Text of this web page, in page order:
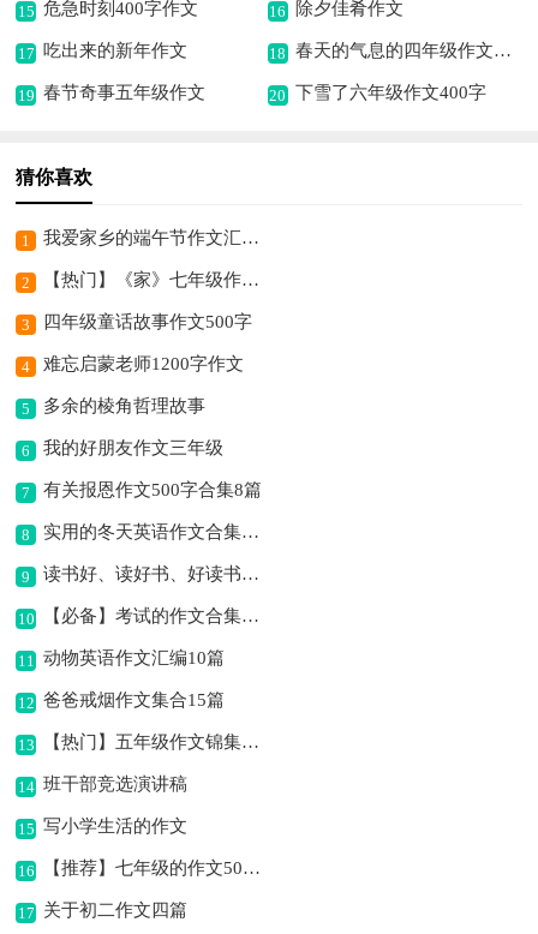
15 危急时刻400字作文 16 除夕佳肴作文
17 吃出来的新年作文 18 春天的气息的四年级作文400字
19 春节奇事五年级作文 20 下雪了六年级作文400字
猜你喜欢
1 我爱家乡的端午节作文汇总7篇
2 【热门】《家》七年级作文500字四篇
3 四年级童话故事作文500字
4 难忘启蒙老师1200字作文
5 多余的棱角哲理故事
6 我的好朋友作文三年级
7 有关报恩作文500字合集8篇
8 实用的冬天英语作文合集10篇
9 读书好、读好书、好读书作文
10 【必备】考试的作文合集8篇
11 动物英语作文汇编10篇
12 爸爸戒烟作文集合15篇
13 【热门】五年级作文锦集十篇
14 班干部竞选演讲稿
15 写小学生活的作文
16 【推荐】七年级的作文500字汇编六篇
17 关于初二作文四篇